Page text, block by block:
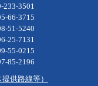
3501
3715
5240
7131
0215
2196
供路線等）